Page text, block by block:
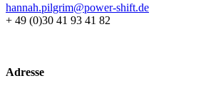
hannah.pilgrim@power-shift.de
+ 49 (0)30 41 93 41 82
Adresse